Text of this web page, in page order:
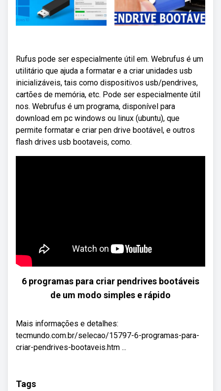
Rufus pode ser especialmente útil em. Webrufus é um
utilitário que ajuda a formatar e a criar unidades usb
inicializáveis, tais como dispositivos usb/pendrives,
cartões de memória, etc. Pode ser especialmente útil
nos. Webrufus é um programa, disponível para
download em pc windows ou linux (ubuntu), que
permite formatar e criar pen drive bootável, e outros
flash drives usb bootaveis, como.
6 programas para criar pendrives bootáveis
de um modo simples e rápido
Mais informações e detalhes:
tecmundo.com.br/selecao/15797-6-programas-para-
criar-pendrives-bootaveis.htm ...
Tags